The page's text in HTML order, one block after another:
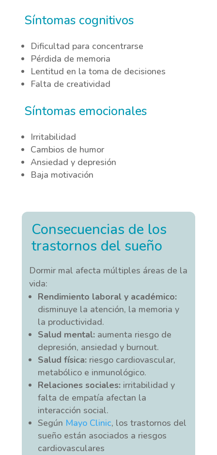
Síntomas cognitivos
Dificultad para concentrarse
Pérdida de memoria
Lentitud en la toma de decisiones
Falta de creatividad
Síntomas emocionales
Irritabilidad
Cambios de humor
Ansiedad y depresión
Baja motivación
Consecuencias de los
trastornos del sueño
Dormir mal afecta múltiples áreas de la
vida:
Rendimiento laboral y académico:
disminuye la atención, la memoria y
la productividad.
Salud mental:aumenta riesgo de
depresión, ansiedad y burnout.
Salud física:riesgo cardiovascular,
metabólico e inmunológico.
Relaciones sociales:irritabilidad y
falta de empatía afectan la
interacción social.
Según Mayo Clinic, los trastornos del
sueño están asociados a riesgos
cardiovasculares